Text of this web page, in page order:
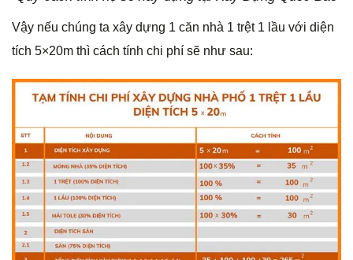
Vậy nếu chúng ta xây dựng 1 căn nhà 1 trệt 1 lầu với diện
tích 5×20m thì cách tính chi phí sẽ như sau: